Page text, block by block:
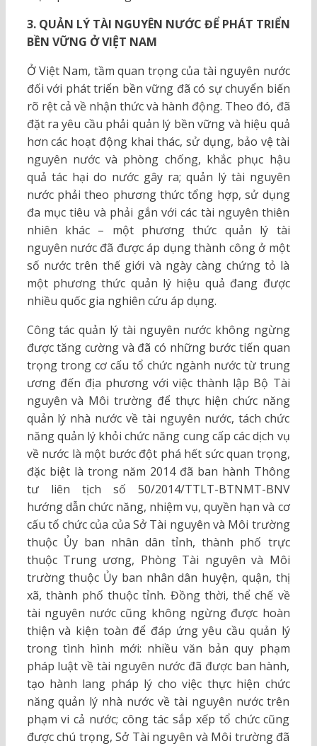
3. QUẢN LÝ TÀI NGUYÊN NƯỚC ĐỂ PHÁT TRIỂN
BỀN VỮNG Ở VIỆT NAM
Ở Việt Nam, tầm quan trọng của tài nguyên nước
đối với phát triển bền vững đã có sự chuyển biến
rõ rệt cả về nhận thức và hành động. Theo đó, đã
đặt ra yêu cầu phải quản lý bền vững và hiệu quả
hơn các hoạt động khai thác, sử dụng, bảo vệ tài
nguyên nước và phòng chống, khắc phục hậu
quả tác hại do nước gây ra; quản lý tài nguyên
nước phải theo phương thức tổng hợp, sử dụng
đa mục tiêu và phải gắn với các tài nguyên thiên
nhiên khác – một phương thức quản lý tài
nguyên nước đã được áp dụng thành công ở một
số nước trên thế giới và ngày càng chứng tỏ là
một phương thức quản lý hiệu quả đang được
nhiều quốc gia nghiên cứu áp dụng.
Công tác quản lý tài nguyên nước không ngừng
được tăng cường và đã có những bước tiến quan
trọng trong cơ cấu tổ chức ngành nước từ trung
ương đến địa phương với việc thành lập Bộ Tài
nguyên và Môi trường để thực hiện chức năng
quản lý nhà nước về tài nguyên nước, tách chức
năng quản lý khỏi chức năng cung cấp các dịch vụ
về nước là một bước đột phá hết sức quan trọng,
đặc biệt là trong năm 2014 đã ban hành Thông
tư liên tịch số 50/2014/TTLT-BTNMT-BNV
hướng dẫn chức năng, nhiệm vụ, quyền hạn và cơ
cấu tổ chức của của Sở Tài nguyên và Môi trường
thuộc Ủy ban nhân dân tỉnh, thành phố trực
thuộc Trung ương, Phòng Tài nguyên và Môi
trường thuộc Ủy ban nhân dân huyện, quận, thị
xã, thành phố thuộc tỉnh. Đồng thời, thể chế về
tài nguyên nước cũng không ngừng được hoàn
thiện và kiện toàn để đáp ứng yêu cầu quản lý
trong tình hình mới: nhiều văn bản quy phạm
pháp luật về tài nguyên nước đã được ban hành,
tạo hành lang pháp lý cho việc thực hiện chức
năng quản lý nhà nước về tài nguyên nước trên
phạm vi cả nước; công tác sắp xếp tổ chức cũng
được chú trọng, Sở Tài nguyên và Môi trường đã